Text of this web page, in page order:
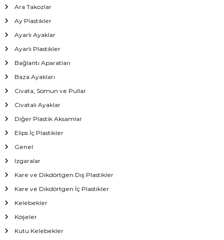
Ara Takozlar
Ay Plastikler
Ayarlı Ayaklar
Ayarlı Plastikler
Bağlantı Aparatları
Baza Ayakları
Civata, Somun ve Pullar
Civatalı Ayaklar
Diğer Plastik Aksamlar
Elips İç Plastikler
Genel
Izgaralar
Kare ve Dikdörtgen Dış Plastikler
Kare ve Dikdörtgen İç Plastikler
Kelebekler
Köşeler
Kutu Kelebekler